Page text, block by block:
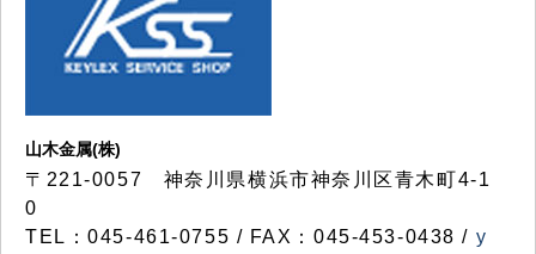
山木金属(株)
〒221-0057 神奈川県横浜市神奈川区青木町4-1
0
TEL：045-461-0755 / FAX：045-453-0438 / y